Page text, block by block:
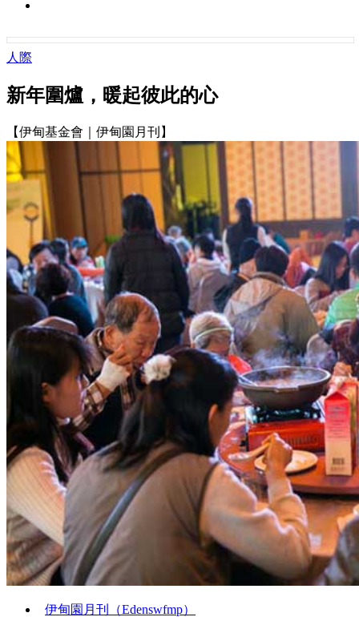
人際
新年圍爐，暖起彼此的心
【伊甸基金會｜伊甸園月刊】
伊甸園月刊（Edenswfmp）